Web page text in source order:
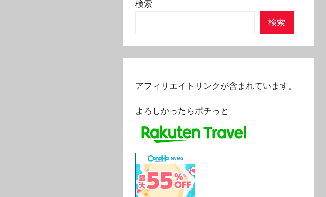
検索
検索
アフィリエイトリンクが含まれています。
よろしかったらポチっと